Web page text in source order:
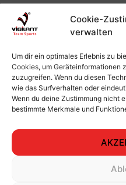
Cookie-
verwalten
Um dir ein optimales Erlebnis zu
Cookies, um Geräteinformationen
zuzugreifen. Wenn du diesen
wie das Surfverhalten oder
Wenn du deine Zustimmung nicht
bestimmte Merkmale und
14 TAGE RÜCKGABE
2-4 TAGE VERSAND